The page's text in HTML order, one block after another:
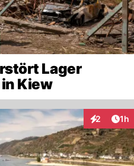
Lager
Kiew
2 1h